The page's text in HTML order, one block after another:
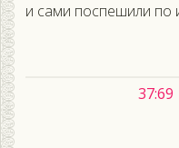
и сами поспешили по
37:69